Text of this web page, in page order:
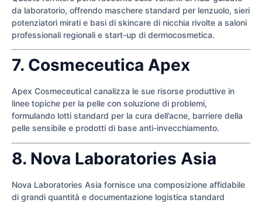
da laboratorio, offrendo maschere standard per lenzuolo, sieri
potenziatori mirati e basi di skincare di nicchia rivolte a saloni
professionali regionali e start-up di dermocosmetica.
7. Cosmeceutica Apex
Apex Cosmeceutical canalizza le sue risorse produttive in
linee topiche per la pelle con soluzione di problemi,
formulando lotti standard per la cura dell’acne, barriere della
pelle sensibile e prodotti di base anti-invecchiamento.
8. Nova Laboratories Asia
Nova Laboratories Asia fornisce una composizione affidabile
di grandi quantità e documentazione logistica standard